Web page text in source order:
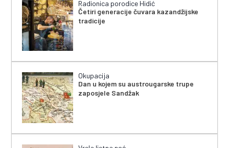
Radionica porodice Hidić
Četiri generacije čuvara kazandžijske
tradicije
Okupacija
Dan u kojem su austrougarske trupe
zaposjele Sandžak